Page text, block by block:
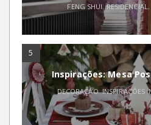
FENG SHUI,RESIDENCIAL
5
Inspirações: Mesa
DECORAÇÃO,INSPIRAÇÕES ,